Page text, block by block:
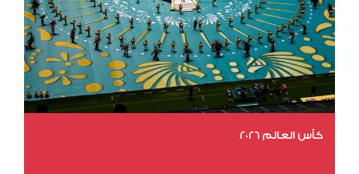
كأس العالم 2026